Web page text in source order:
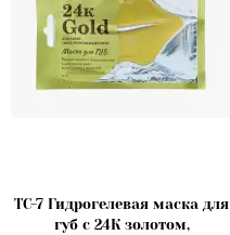
TC-7 Гидрогелевая маска для
губ с 24К золотом,